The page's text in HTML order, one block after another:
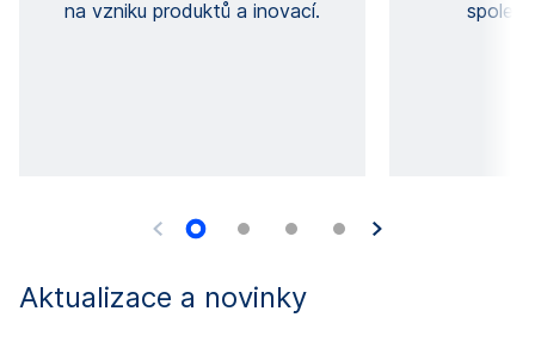
na vzniku produktů a inovací.
Aktualizace a novinky